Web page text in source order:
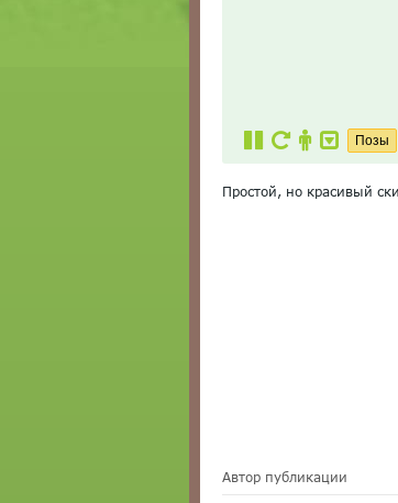
Простой, но красивый
Автор публикации